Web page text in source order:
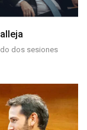
dos sesiones